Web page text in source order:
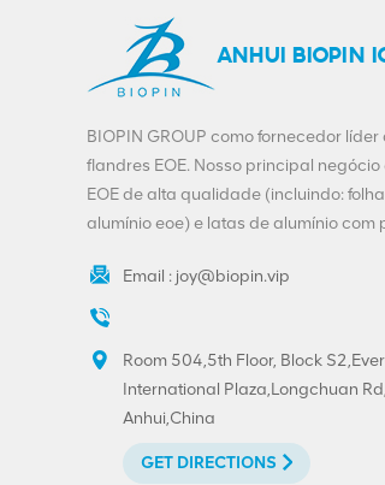
direto da fábrica
Beverage Ends-200-
SOT-LOE para Juice
Beer
VIEW DETAILS
Folha de flandres de
personalizada
300#73mm na
extremidade
removível
VIEW DETAILS
Venda quente 202#
(52mm) Impressão
ANHUI BIOPIN
BIOPIN GROUP como fornecedor
flandres EOE. Nosso principal
EOE de alta qualidade (incluindo:
alumínio eoe) e latas de alumínio com
Email : joy@biopin.vip
Room 504,5th Floor, Block
International Plaza,Longchuan
Anhui,China
GET DIRECTIONS